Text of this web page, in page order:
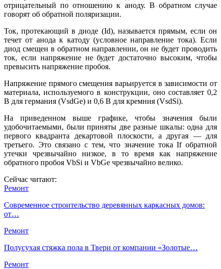
отрицательный по отношению к аноду. В обратном случае
говорят об обратной поляризации.
Ток, протекающий в диоде (Id), называется прямым, если он
течет от анода к катоду (условное направление тока). Если
диод смещен в обратном направлении, он не будет проводить
ток, если напряжение не будет достаточно высоким, чтобы
превысить напряжение пробоя.
Напряжение прямого смещения варьируется в зависимости от
материала, используемого в конструкции, оно составляет 0,2
В для германия (VsdGe) и 0,6 В для кремния (VsdSi).
На приведенном выше графике, чтобы значения были
удобочитаемыми, были приняты две разные шкалы: одна для
первого квадранта декартовой плоскости, а другая — для
третьего. Это связано с тем, что значение тока If обратной
утечки чрезвычайно низкое, в то время как напряжение
обратного пробоя VbSi и VbGe чрезвычайно велико.
Сейчас читают:
Ремонт
Современное строительство деревянных каркасных домов:
от…
Ремонт
Полусухая стяжка пола в Твери от компании «Золотые…
Ремонт